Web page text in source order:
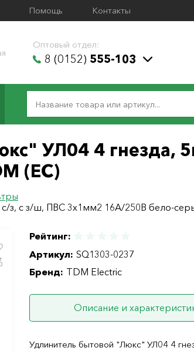
Помощь Контакты
Оптовый отдел:
8 (0152) 555-103
УЛ04 4 гнезда,
(ЕС)
з, с з/ш, ПВС 3х1мм2 16А/250В бело-
Рейтинг:
Артикул: SQ1303-0237
Бренд: TDM Electric
Описание и
Удлинитель бытовой "Люкс" УЛ04 4